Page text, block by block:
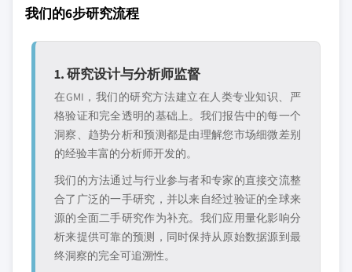
我们的6步研究流程
1. 研究设计与分析师监督
在GMI，我们的研究方法建立在人类专业知识、严
格验证和完全透明的基础上。我们报告中的每一个
洞察、趋势分析和预测都是由理解您市场细微差别
的经验丰富的分析师开发的。
我们的方法通过与行业参与者和专家的直接交流整
合了广泛的一手研究，并以来自经过验证的全球来
源的全面二手研究作为补充。我们应用量化影响分
析来提供可靠的预测，同时保持从原始数据源到最
终洞察的完全可追溯性。